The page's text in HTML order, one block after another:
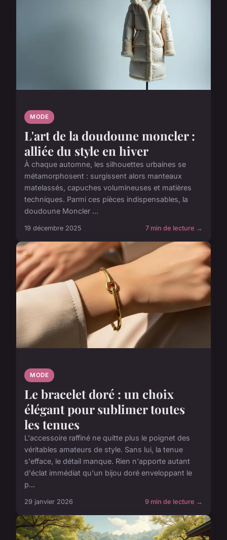
MODE
L'art de la doudoune moncler :
alliée du style en hiver
À chaque automne, les silhouettes urbaines se
métamorphosent : surgissent alors manteaux
matelassés, capuches volumineuses et matières
techniques. Parmi ces pièces indispensables, la
doudoune Moncler ...
19 décembre 2025 7 min de lecture →
MODE
Le bracelet doré : un choix
élégant pour sublimer toutes
les tenues
L'accessoire raffiné ne quitte plus le poignet des
véritables amateurs de style. Sans lui, la tenue
s'efface, le détail manque. Rien n'apporte autant
d'éclat immédiat qu'un bijou doré enveloppant le
p...
29 janvier 2026 9 min de lecture →